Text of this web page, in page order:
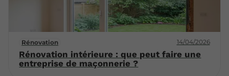
Rénovation 14/04/2026
Rénovation intérieure : que peut faire une
entreprise de maçonnerie ?